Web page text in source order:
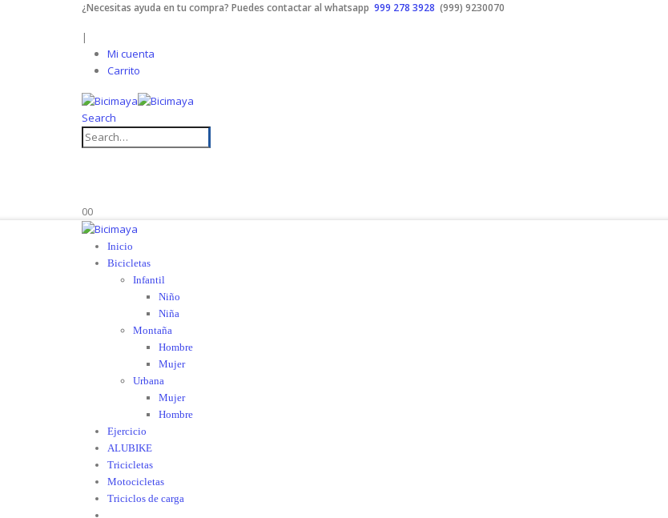
¿Necesitas ayuda en tu compra? Puedes contactar al whatsapp 999 278 3928 (999) 9230070
|
Mi cuenta
Carrito
Search
00
Inicio
Bicicletas
Infantil
Niño
Niña
Montaña
Hombre
Mujer
Urbana
Mujer
Hombre
Ejercicio
ALUBIKE
Tricicletas
Motocicletas
Triciclos de carga